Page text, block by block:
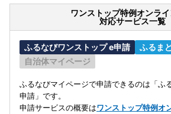
ワンストップ特例オンラ
対応サービス一覧
ふるなびワンストップ e申請
ふるま
自治体マイページ
ふるなびマイページで申請できるのは「ふ
申請」です。
申請サービスの概要はワンストップ特例オ